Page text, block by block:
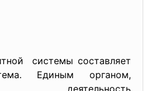
системы составляет
Единым органом,
деятельность